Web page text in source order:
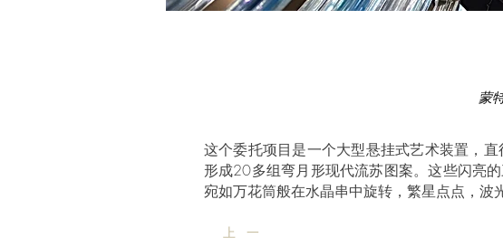
蒙
这个委托项目是一个大型悬挂式艺术装置，
形成20多组弯月形现代流苏图案。这些闪亮
宛如万花筒般在水晶串中旋转，繁星点点，波
上一